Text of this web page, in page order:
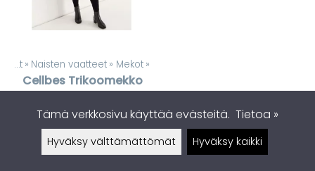
Tuotteet ‪» Naisten vaatteet ‪» Mekot ‪»
Cellbes Trikoomekko
39,95 €
Heti saatavilla
Tämä verkkosivu käyttää evästeitä. Tietoa »
Hyväksy välttämättömät Hyväksy kaikki